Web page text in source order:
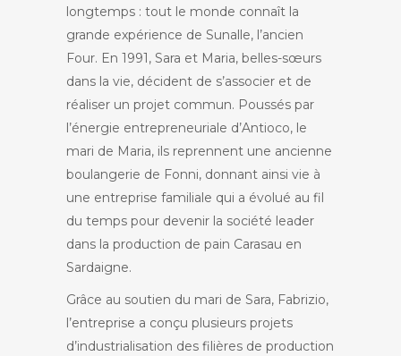
longtemps : tout le monde connaît la
grande expérience de Sunalle, l’ancien
Four. En 1991, Sara et Maria, belles-sœurs
dans la vie, décident de s’associer et de
réaliser un projet commun. Poussés par
l’énergie entrepreneuriale d’Antioco, le
mari de Maria, ils reprennent une ancienne
boulangerie de Fonni, donnant ainsi vie à
une entreprise familiale qui a évolué au fil
du temps pour devenir la société leader
dans la production de pain Carasau en
Sardaigne.
Grâce au soutien du mari de Sara, Fabrizio,
l’entreprise a conçu plusieurs projets
d’industrialisation des filières de production